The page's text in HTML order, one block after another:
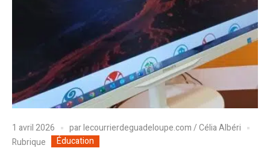
1 avril 2026 parlecourrierdeguadeloupe.com / Célia Albéri
Rubrique
Éducation